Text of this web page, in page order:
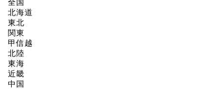
全国
北海道
東北
関東
甲信越
北陸
東海
近畿
中国